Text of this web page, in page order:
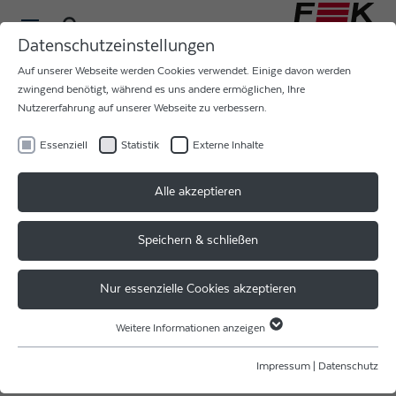
F & K DELVOTEC AUF DER
CPE ANNUAL CONFERENCE
Heute und morgen sind wir auf der Jahreskonferenz des
Zentrums für Leistungselektronik an der University of
Warwick. Diese bietet spannende Vorträge und
Industriellen, Ausblicke auf die zukünftigen
Datenschutzeinstellungen
Auf unserer Webseite werden Cookies verwendet. Einige davon werden
zwingend benötigt, während es uns andere ermöglichen, Ihre
Nutzererfahrung auf unserer Webseite zu verbessern.
Essenziell Statistik Externe Inhalte
Alle akzeptieren
Speichern & schließen
Nur essenzielle Cookies akzeptieren
Essenzielle Cookies werden für grundlegende Funktionen der Webseite
Weitere Informationen anzeigen
Impressum Datenschutz